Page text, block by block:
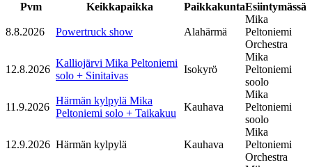
Pvm Keikkapaikka PaikkakuntaEsiintymässä
8.8.2026 Powertruck show Alahärmä
Mika
Peltoniemi
Orchestra
12.8.2026
Kalliojärvi Mika Peltoniemi
solo + Sinitaivas
Isokyrö
Mika
Peltoniemi
soolo
11.9.2026
Härmän kylpylä Mika
Peltoniemi solo + Taikakuu
Kauhava
Mika
Peltoniemi
soolo
12.9.2026 Härmän kylpylä Kauhava
Mika
Peltoniemi
Orchestra